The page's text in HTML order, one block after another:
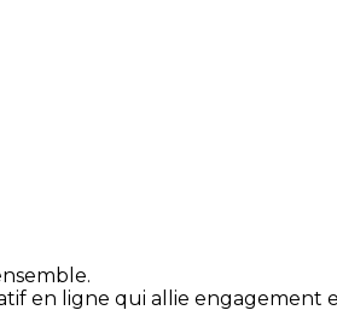
en ligne qui allie engagement